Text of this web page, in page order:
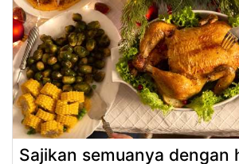
Sajikan semuanya dengan